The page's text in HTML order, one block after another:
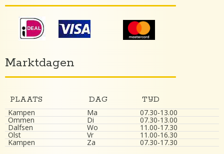
Marktdagen
PLAATS DAG
TIJD
Kampen
Ma 07.30-13.00
Ommen Di 07.30-13.00
Dalfsen Wo 11.00-17.30
Olst Vr 11.00-16.30
Kampen Za 07.30-17.30